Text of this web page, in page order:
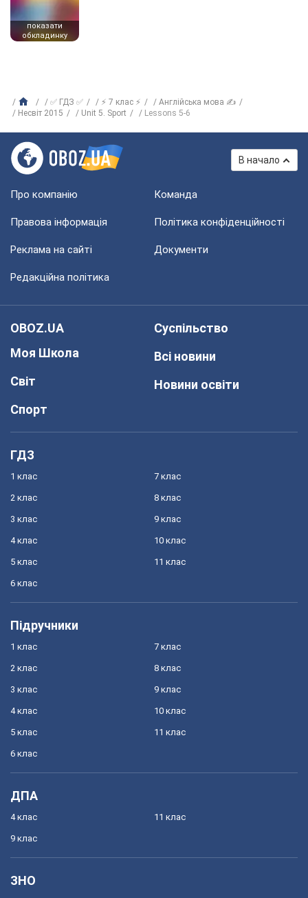
показати
обкладинку
✅ ГДЗ ✅ ⚡ 7 клас ⚡
Англійська мова ✍
Несвіт 2015
Unit 5. Sport Lessons 5-6
В начало
Про компанію Команда
Правова інформація Політика конфіденційності
Реклама на сайті Документи
Редакційна політика
OBOZ.UA
Моя Школа
Світ
Спорт
Суспільство
Всі новини
Новини освіти
ГДЗ
1 клас
2 клас
3 клас
4 клас
5 клас
6 клас
7 клас
8 клас
9 клас
10 клас
11 клас
Підручники
1 клас
2 клас
3 клас
4 клас
5 клас
6 клас
7 клас
8 клас
9 клас
10 клас
11 клас
ДПА
4 клас
9 клас
11 клас
ЗНО